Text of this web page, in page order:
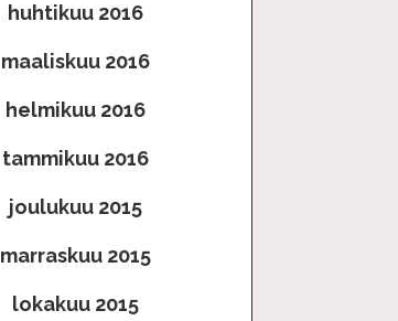
huhtikuu 2016
maaliskuu 2016
helmikuu 2016
tammikuu 2016
joulukuu 2015
marraskuu 2015
lokakuu 2015